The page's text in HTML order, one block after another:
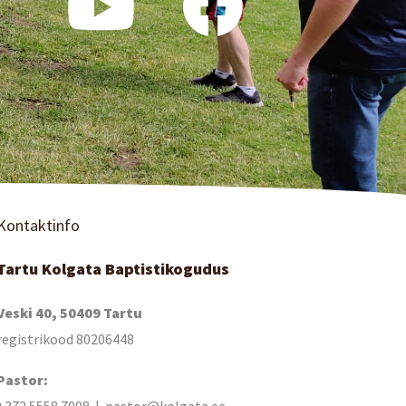
Kolgata Baptistikogudus
40, 50409 Tartu
80206448